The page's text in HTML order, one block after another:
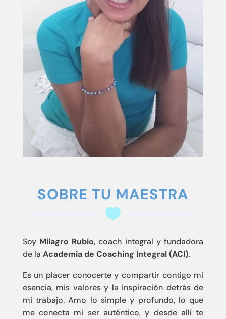
SOBRE TU MAESTRA

Soy Milagro Rubio, coach integral y fundadora
de la Academia de Coaching Integral (ACI).
Es un placer conocerte y compartir contigo mi
esencia, mis valores y la inspiración detrás de
mi trabajo. Amo lo simple y profundo, lo que
me conecta mi ser auténtico, y desde allí te